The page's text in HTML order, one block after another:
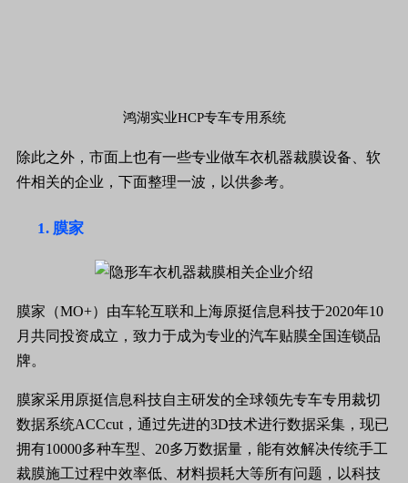
鸿湖实业HCP专车专用系统
除此之外，市面上也有一些专业做车衣机器裁膜设备、软
件相关的企业，下面整理一波，以供参考。
膜家
膜家（MO+）由车轮互联和上海原挺信息科技于2020年10
月共同投资成立，致力于成为专业的汽车贴膜全国连锁品
牌。
膜家采用原挺信息科技自主研发的全球领先专车专用裁切
数据系统ACCcut，通过先进的3D技术进行数据采集，现已
拥有10000多种车型、20多万数据量，能有效解决传统手工
裁膜施工过程中效率低、材料损耗大等所有问题，以科技